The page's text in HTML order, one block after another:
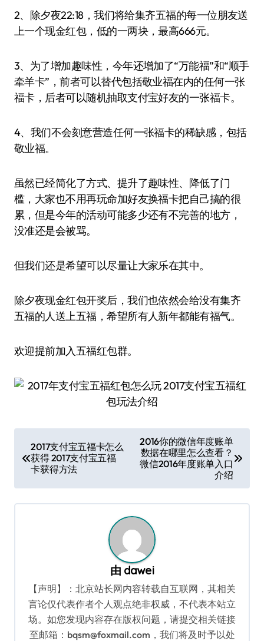
2、除夕夜22:18，我们将给集齐五福的每一位朋友送
上一个现金红包，低的一两块，最高666元。
3、为了增加趣味性，今年还增加了“万能福”和“顺手
牵羊卡”，前者可以替代包括敬业福在内的任何一张
福卡，后者可以随机抽取支付宝好友的一张福卡。
4、我们不会刻意营造任何一张福卡的稀缺感，包括
敬业福。
虽然已经简化了方式、提升了趣味性、降低了门
槛，大家也不用再玩命加好友换福卡把自己搞的很
累，但是今年的活动可能多少还有不完善的地方，
没准还是会被骂。
但我们还是希望可以尽量让大家乐在其中。
除夕夜现金红包开奖后，我们也依然会给没有集齐
五福的人送上五福，希望所有人新年都能有福气。
欢迎提前加入五福红包群。
章
2017支付宝五福卡怎么
获得 2017支付宝五福
卡获得方法
2016你的微信年度账单
数据在哪里怎么查看？
微信2016年度账单入口
介绍
由 dawei
【声明】：北京站长网内容转载自互联网，其相关
言论仅代表作者个人观点绝非权威，不代表本站立
场。如您发现内容存在版权问题，请提交相关链接
至邮箱：bqsm@foxmail.com，我们将及时予以处